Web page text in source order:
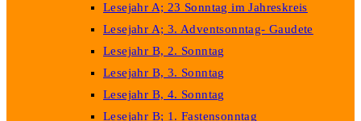
Lesejahr A; 23 Sonntag im Jahreskreis
Lesejahr A; 3. Adventsonntag- Gaudete
Lesejahr B, 2. Sonntag
Lesejahr B, 3. Sonntag
Lesejahr B, 4. Sonntag
Lesejahr B; 1. Fastensonntag